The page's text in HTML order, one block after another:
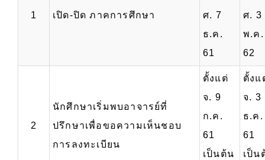
1 เปิด-ปิด ภาคการศึกษา
ศ. 7
ธ.ค.
61
ศ. 3
พ.ค.
62
2
นักศึกษาเริ่มพบอาจารย์ที่
ปรึกษาเพื่อขอความเห็นชอบ
การลงทะเบียน
ตั้งแต่
จ. 9
ก.ค.
61
เป็นต้น
ตั้งแ
จ. 3
ธ.ค.
61
เป็น